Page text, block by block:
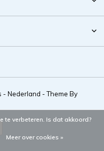
Nederland - Theme By
verbeteren. Is dat akkoord?
Meer over cookies »